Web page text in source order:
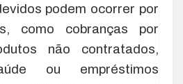
podem ocorrer por
como cobranças por
não contratados,
ou empréstimos